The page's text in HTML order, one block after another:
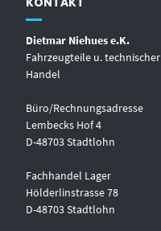
Dietmar Niehues e.K.
Fahrzeugteile u. technischer
Handel
Büro/Rechnungsadresse
Lembecks Hof 4
D-48703 Stadtlohn
Fachhandel Lager
Hölderlinstrasse 78
D-48703 Stadtlohn